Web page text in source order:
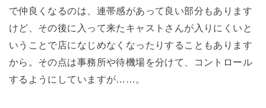
で仲良くなるのは、連帯感があって良い部分もあります
けど、その後に入って来たキャストさんが入りにくいと
いうことで店になじめなくなったりすることもあります
から。その点は事務所や待機場を分けて、コントロール
するようにしていますが……。